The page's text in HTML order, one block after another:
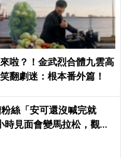
啦？！金武烈合體九雲高
翻劇迷：根本番外篇！
絲「安可還沒喊完就
時見面會變馬拉松，觀眾